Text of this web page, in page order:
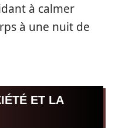
à calmer
à une nuit de
ET LA